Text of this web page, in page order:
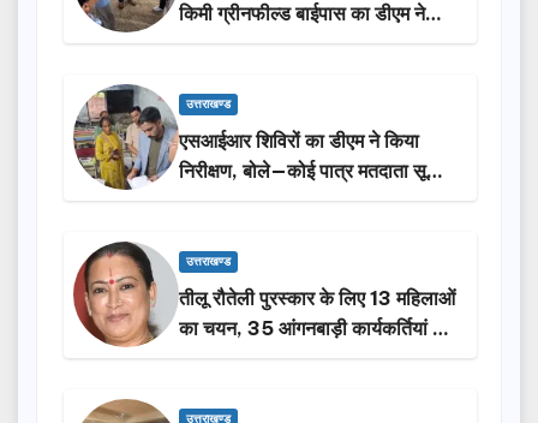
किमी ग्रीनफील्ड बाईपास का डीएम ने
किया निरीक्षण…
उत्तराखण्ड
एसआईआर शिविरों का डीएम ने किया
निरीक्षण, बोले—कोई पात्र मतदाता सूची
से न छूटे…
उत्तराखण्ड
तीलू रौतेली पुरस्कार के लिए 13 महिलाओं
का चयन, 35 आंगनबाड़ी कार्यकर्तियां भी
होंगी सम्मानित…
उत्तराखण्ड